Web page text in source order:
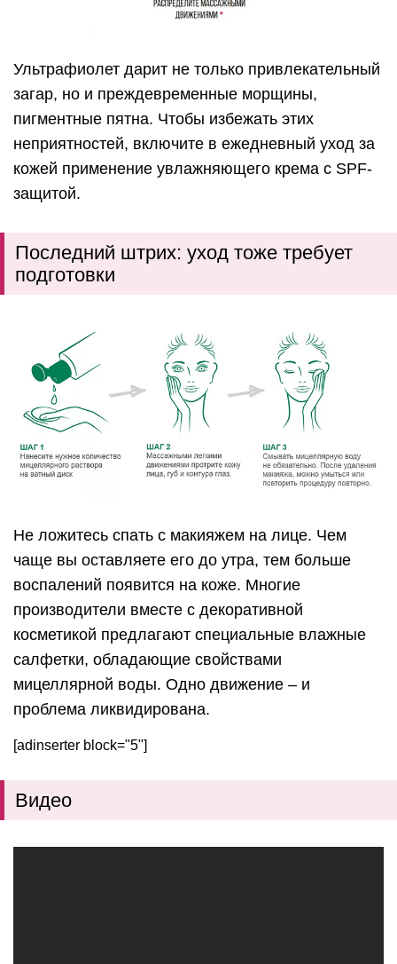
Ультрафиолет дарит не только привлекательный
загар, но и преждевременные морщины,
пигментные пятна. Чтобы избежать этих
неприятностей, включите в ежедневный уход за
кожей применение увлажняющего крема с SPF-
защитой.
Последний штрих: уход тоже требует
подготовки
Не ложитесь спать с макияжем на лице. Чем
чаще вы оставляете его до утра, тем больше
воспалений появится на коже. Многие
производители вместе с декоративной
косметикой предлагают специальные влажные
салфетки, обладающие свойствами
мицеллярной воды. Одно движение – и
проблема ликвидирована.
[adinserter block="5"]
Видео